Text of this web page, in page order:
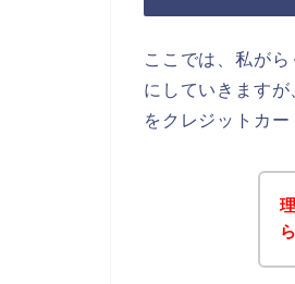
ここでは、私が
にしていきます
をクレジットカ